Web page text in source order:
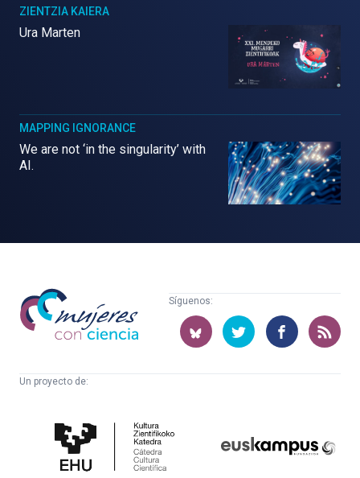
ZIENTZIA KAIERA
Ura Marten
MAPPING IGNORANCE
We are not ‘in the singularity’ with
AI.
Mujeres
con
ciencia
Síguenos:
Un proyecto de:
Cultura
Científica